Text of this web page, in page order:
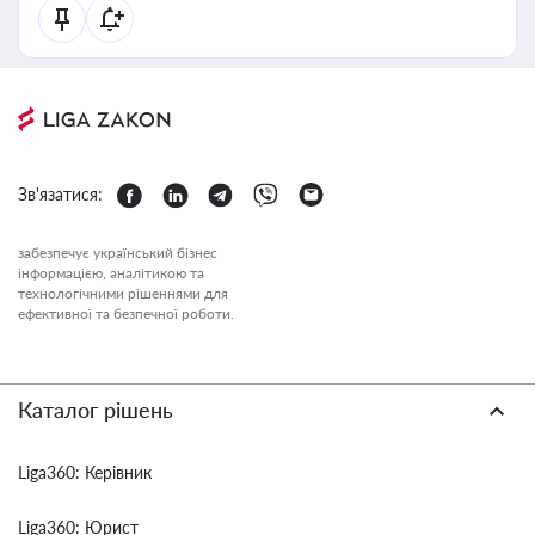
Зв'язатися:
забезпечує український бізнес
інформацією, аналітикою та
технологічними рішеннями для
ефективної та безпечної роботи.
Каталог рішень
Liga360: Керівник
Liga360: Юрист